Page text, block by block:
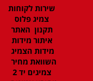
שירות לקוחות
צמיג פלוס
תקנון האתר
איתור מידות
מידות הצמיג
השוואת מחיר
צמיגים יד 2